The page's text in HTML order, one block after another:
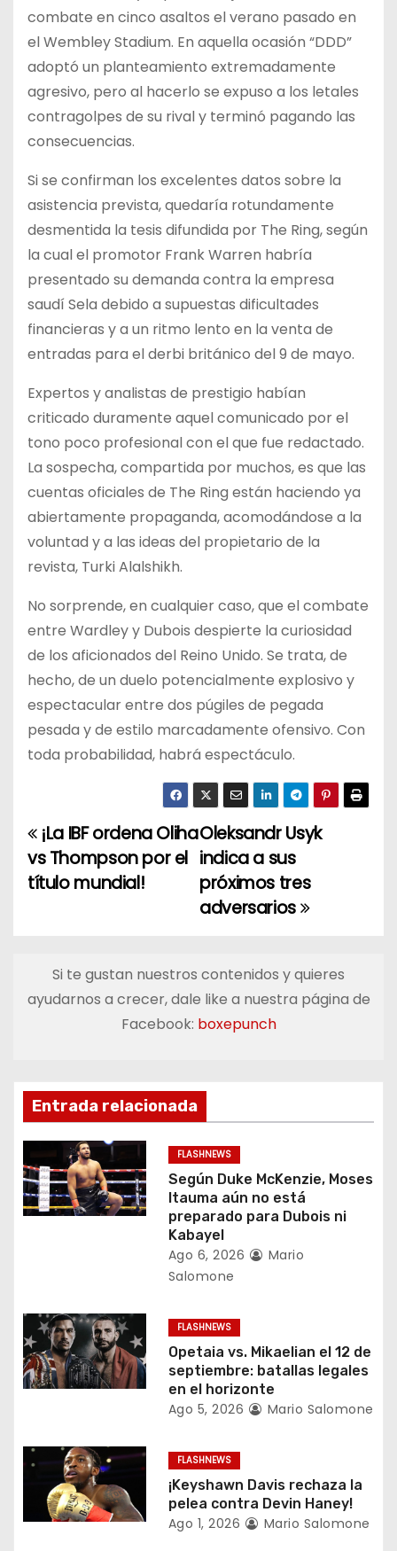
combate en cinco asaltos el verano pasado en
el Wembley Stadium. En aquella ocasión “DDD”
adoptó un planteamiento extremadamente
agresivo, pero al hacerlo se expuso a los letales
contragolpes de su rival y terminó pagando las
consecuencias.
Si se confirman los excelentes datos sobre la
asistencia prevista, quedaría rotundamente
desmentida la tesis difundida por The Ring, según
la cual el promotor Frank Warren habría
presentado su demanda contra la empresa
saudí Sela debido a supuestas dificultades
financieras y a un ritmo lento en la venta de
entradas para el derbi británico del 9 de mayo.
Expertos y analistas de prestigio habían
criticado duramente aquel comunicado por el
tono poco profesional con el que fue redactado.
La sospecha, compartida por muchos, es que las
cuentas oficiales de The Ring están haciendo ya
abiertamente propaganda, acomodándose a la
voluntad y a las ideas del propietario de la
revista, Turki Alalshikh.
No sorprende, en cualquier caso, que el combate
entre Wardley y Dubois despierte la curiosidad
de los aficionados del Reino Unido. Se trata, de
hecho, de un duelo potencialmente explosivo y
espectacular entre dos púgiles de pegada
pesada y de estilo marcadamente ofensivo. Con
toda probabilidad, habrá espectáculo.
N
a
g
i
ó
n
d
n
t
r
d
Oleksandr Usyk
indica a sus
próximos tres
adversarios
¡La IBF ordena Oliha
vs Thompson por el
título mundial!
Si te gustan nuestros contenidos y quieres
ayudarnos a crecer, dale like a nuestra página de
Facebook: boxepunch
Entrada relacionada
FLASHNEWS
Según Duke McKenzie, Moses
Itauma aún no está
preparado para Dubois ni
Kabayel
Ago 6, 2026
Mario
Salomone
FLASHNEWS
Opetaia vs. Mikaelian el 12 de
septiembre: batallas legales
en el horizonte
Ago 5, 2026 Mario Salomone
FLASHNEWS
¡Keyshawn Davis rechaza la
pelea contra Devin Haney!
Ago 1, 2026 Mario Salomone